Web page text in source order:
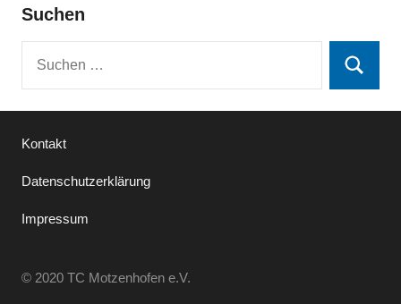
Suchen
Suchen
Kontakt
Datenschutzerklärung
Impressum
© 2020 TC Motzenhofen e.V.